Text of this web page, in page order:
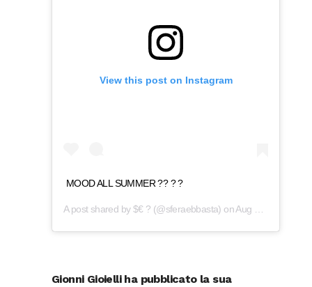
View this post on Instagram
MOOD ALL SUMMER ?? ? ?
A post shared by$€ ? (@sferaebbasta) onAug 25, 2019 at 5:40am PDT
Gionni Gioielli ha pubblicato la sua